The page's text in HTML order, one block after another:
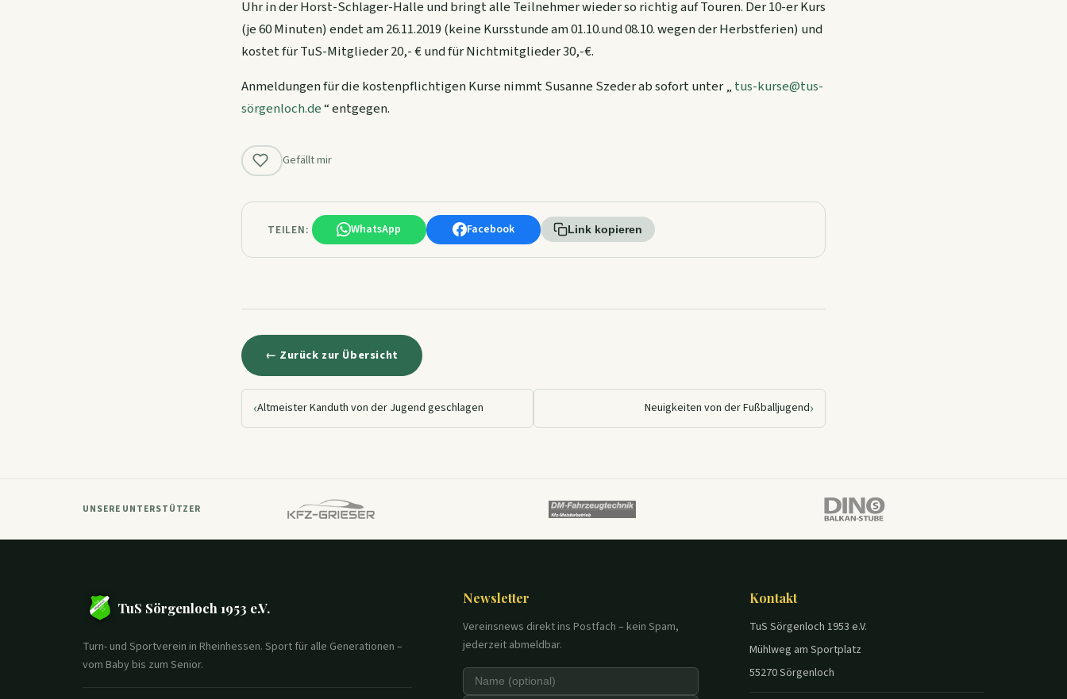
Uhr in der Horst-Schlager-Halle und bringt alle Teilnehmer wieder so richtig auf Touren. Der 10-er Kurs
(je 60 Minuten) endet am 26.11.2019 (keine Kursstunde am 01.10.und 08.10. wegen der Herbstferien) und
kostet für TuS-Mitglieder 20,- € und für Nichtmitglieder 30,-€.
Anmeldungen für die kostenpflichtigen Kurse nimmt Susanne Szeder ab sofort unter „ tus-kurse@tus-
sörgenloch.de“ entgegen.
Gefällt mir
TEILEN: WhatsApp Facebook Link kopieren
← Zurück zur Übersicht
‹Altmeister Kanduth von der Jugend geschlagen Neuigkeiten von der Fußballjugend›
UNSERE UNTERSTÜTZER
TuS Sörgenloch 1953 e.V.
Turn- und Sportverein in Rheinhessen. Sport für alle Generationen –
vom Baby bis zum Senior.
Newsletter
Vereinsnews direkt ins Postfach – kein Spam,
jederzeit abmeldbar.
Kontakt
TuS Sörgenloch 1953 e.V.
Mühlweg am Sportplatz
55270 Sörgenloch